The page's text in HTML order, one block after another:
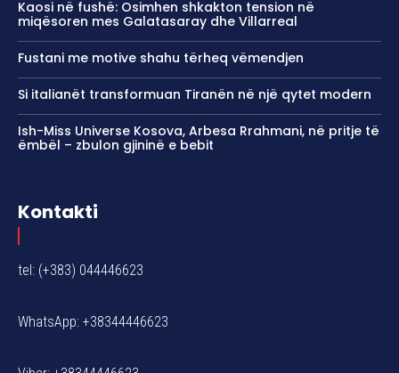
Kaosi në fushë: Osimhen shkakton tension në
miqësoren mes Galatasaray dhe Villarreal
Fustani me motive shahu tërheq vëmendjen
Si italianët transformuan Tiranën në një qytet modern
Ish-Miss Universe Kosova, Arbesa Rrahmani, në pritje të
ëmbël – zbulon gjininë e bebit
Kontakti
tel: (+383) 044446623
WhatsApp: +38344446623